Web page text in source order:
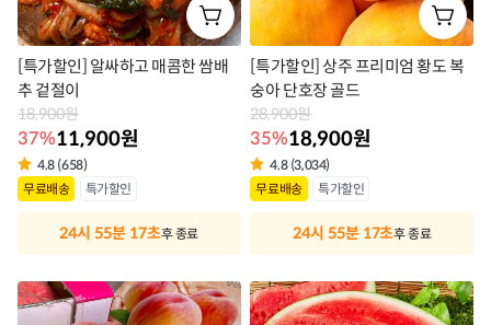
[특가할인] 알싸하고 매콤한 쌈배
추 겉절이
18,900원
37%11,900원
4.8 (658)
상
벨
무료배송 특가할인
24시 55분 17초후 종료
[특가할인] 상주 프리미엄 황도 복
숭아 단호장 골드
28,900원
35%18,900원
4.8 (3,034)
상
벨
무료배송 특가할인
24시 55분 17초후 종료